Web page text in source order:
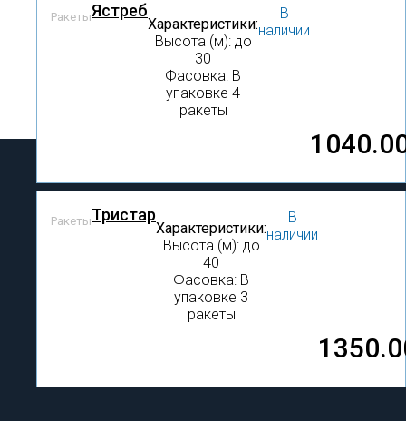
РакетыЯстреб
Характеристики:
Высота (м): до
30
Фасовка: В
упаковке 4
ракеты
В
наличии
РакетыТристар
Характеристики:
Высота (м): до
40
Фасовка: В
упаковке 3
ракеты
В
наличии